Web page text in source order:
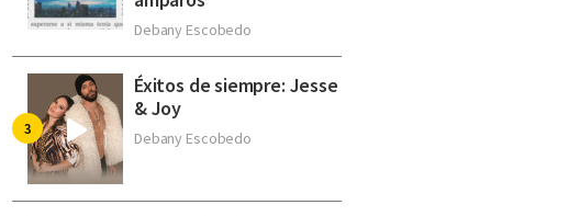
Debany Escobedo
Éxitos de siempre: Jesse
& Joy
Debany Escobedo